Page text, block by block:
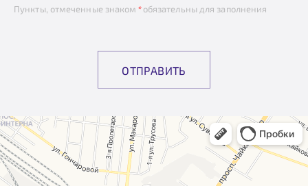
Пункты, отмеченные знаком *обязательны для заполнения
ОТПРАВИТЬ